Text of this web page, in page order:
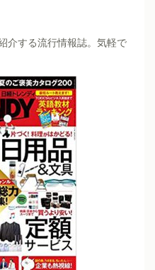
介する流行情報誌。気軽で